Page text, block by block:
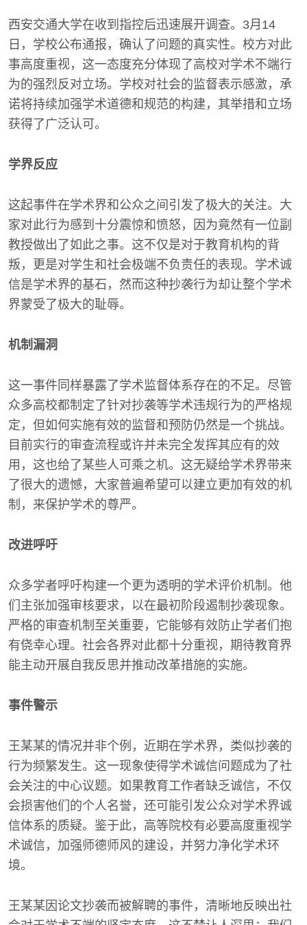
西安交通大学在收到指控后迅速展开调查。3月14
日，学校公布通报，确认了问题的真实性。校方对此
事高度重视，这一态度充分体现了高校对学术不端行
为的强烈反对立场。学校对社会的监督表示感激，承
诺将持续加强学术道德和规范的构建，其举措和立场
获得了广泛认可。
学界反应
这起事件在学术界和公众之间引发了极大的关注。大
家对此行为感到十分震惊和愤怒，因为竟然有一位副
教授做出了如此之事。这不仅是对于教育机构的背
叛，更是对学生和社会极端不负责任的表现。学术诚
信是学术界的基石，然而这种抄袭行为却让整个学术
界蒙受了极大的耻辱。
机制漏洞
这一事件同样暴露了学术监督体系存在的不足。尽管
众多高校都制定了针对抄袭等学术违规行为的严格规
定，但如何实施有效的监督和预防仍然是一个挑战。
目前实行的审查流程或许并未完全发挥其应有的效
用，这也给了某些人可乘之机。这无疑给学术界带来
了很大的遗憾，大家普遍希望可以建立更加有效的机
制，来保护学术的尊严。
改进呼吁
众多学者呼吁构建一个更为透明的学术评价机制。他
们主张加强审核要求，以在最初阶段遏制抄袭现象。
严格的审查机制至关重要，它能够有效防止学者们抱
有侥幸心理。社会各界对此都十分重视，期待教育界
能主动开展自我反思并推动改革措施的实施。
事件警示
王某某的情况并非个例，近期在学术界，类似抄袭的
行为频繁发生。这一现象使得学术诚信问题成为了社
会关注的中心议题。如果教育工作者缺乏诚信，不仅
会损害他们的个人名誉，还可能引发公众对学术界诚
信体系的质疑。鉴于此，高等院校有必要高度重视学
术诚信，加强师德师风的建设，并努力净化学术环
境。
王某某因论文抄袭而被解聘的事件，清晰地反映出社